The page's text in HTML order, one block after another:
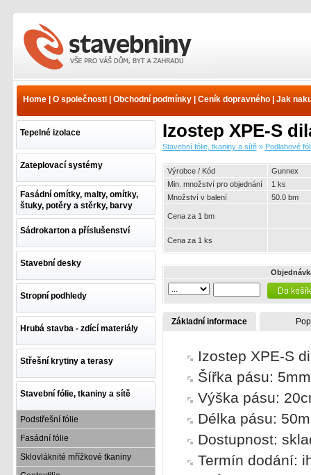
sítě - Podlahové fólie a
dilatační pásky - Gunnex |
Home| O společnosti| Obchodní podmínky| Ceník dopravného| Jak
Tepelné izolace
Zateplovací systémy
Fasádní omítky, malty, omítky,
štuky, potěry a stěrky, barvy
Sádrokarton a příslušenství
Stavební desky
Stropní podhledy
Hrubá stavba - zdící materiály
Střešní krytiny a terasy
Stavební fólie, tkaniny a sítě
Podstřešní fólie
Fasádní fólie
Sklovláknité mřížkové tkaniny
Izostep XPE-S
Stavební fólie, tkaniny a sítě» Podlahové
Výrobce / Kód
Gunnex
Min. množství pro objednání
1 ks
Množství v balení
50.0 bm
Cena za 1 bm
Cena za 1 ks
Základní informace
Izostep XPE-S
Šířka pásu: 5mm
Výška pásu:
Délka pásu: 50m
Dostupnost:
Termín dodání: